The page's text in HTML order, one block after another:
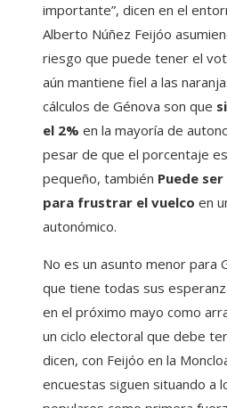
importante”, dicen en el
Alberto Núñez Feijóo
riesgo que puede tener el
aún mantiene fiel a las
cálculos de Génova son que
el 2% en la mayoría de
pesar de que el porcentaje
pequeño, también Puede
para frustrar el vuelco en
autonómico.
No es un asunto menor para
que tiene todas sus
en el próximo mayo como
un ciclo electoral que debe
dicen, con Feijóo en la
encuestas siguen situando a